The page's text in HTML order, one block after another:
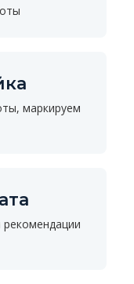
маркируем